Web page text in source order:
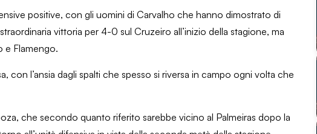
positive, con gli uomini di Carvalho che hanno dimostrato di
vittoria per 4-0 sul Cruzeiro all’inizio della stagione, ma
e Flamengo.
con l’ansia dagli spalti che spesso si riversa in campo ogni volta che
che secondo quanto riferito sarebbe vicino al Palmeiras dopo la